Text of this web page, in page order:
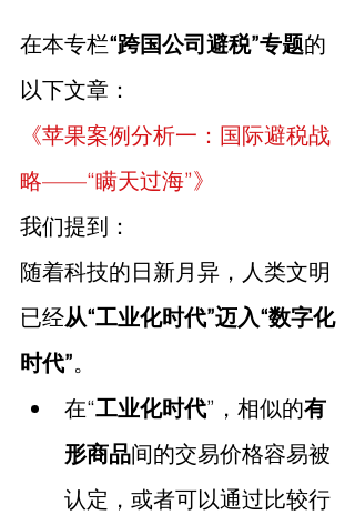
在本专栏“跨国公司避税”专题的
以下文章：
《苹果案例分析一：国际避税战
略——“瞒天过海”》
我们提到：
随着科技的日新月异，人类文明
已经从“工业化时代”迈入“数字化
时代”。
在“工业化时代”，相似的有
形商品间的交易价格容易被
认定，或者可以通过比较行